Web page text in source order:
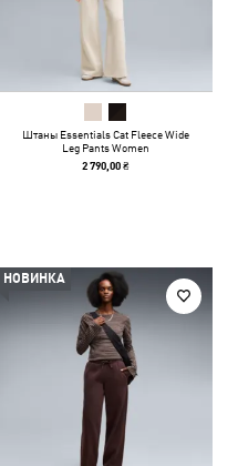
Штаны Essentials Cat Fleece Wide
Leg Pants Women
2 790,00 ₴
НОВИНКА